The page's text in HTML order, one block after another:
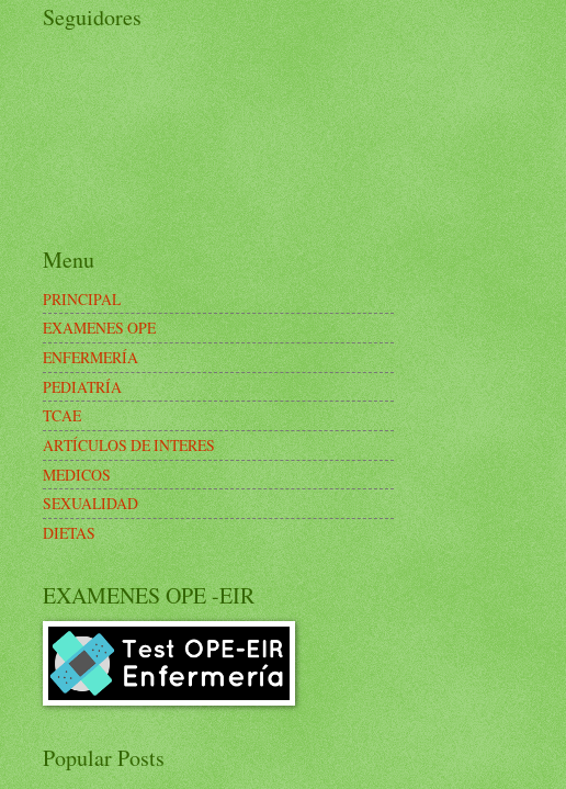
Seguidores
Menu
PRINCIPAL
EXAMENES OPE
ENFERMERÍA
PEDIATRÍA
TCAE
ARTÍCULOS DE INTERES
MEDICOS
SEXUALIDAD
DIETAS
EXAMENES OPE -EIR
Popular Posts